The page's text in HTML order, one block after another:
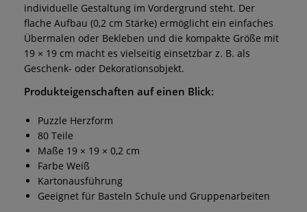
individuelle Gestaltung im Vordergrund steht. Der
flache Aufbau (0,2 cm Stärke) ermöglicht ein einfaches
Übermalen oder Bekleben und die kompakte Größe mit
19 × 19 cm macht es vielseitig einsetzbar z. B. als
Geschenk- oder Dekorationsobjekt.
Produkteigenschaften auf einen Blick:
Puzzle Herzform
80 Teile
Maße 19 × 19 × 0,2 cm
Farbe Weiß
Kartonausführung
Geeignet für Basteln Schule und Gruppenarbeiten